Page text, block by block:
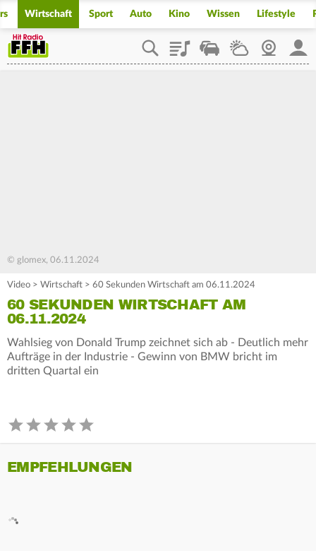
Wirtschaft Sport Auto Kino Wissen Lifestyle
PlaylistStaupilotWetterWebcam
© glomex, 06.11.2024
Video > Wirtschaft > 60 Sekunden Wirtschaft am 06.11.2024
60 SEKUNDEN WIRTSCHAFT AM
06.11.2024
Wahlsieg von Donald Trump zeichnet sich ab - Deutlich mehr
Aufträge in der Industrie - Gewinn von BMW bricht im
dritten Quartal ein
EMPFEHLUNGEN